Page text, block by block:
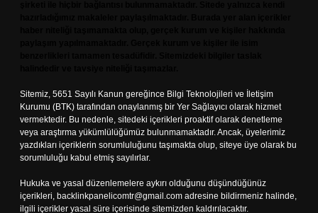
Sitemiz, 5651 Sayılı Kanun gereğince Bilgi Teknolojileri ve İletişim
Kurumu (BTK) tarafından onaylanmış bir Yer Sağlayıcı olarak hizmet
vermektedir. Bu nedenle, sitedeki içerikleri proaktif olarak denetleme
veya araştırma yükümlülüğümüz bulunmamaktadır. Ancak, üyelerimiz
yazdıkları içeriklerin sorumluluğunu taşımakta olup, siteye üye olarak bu
sorumluluğu kabul etmiş sayılırlar.
Hukuka ve yasal düzenlemelere aykırı olduğunu düşündüğünüz
içerikleri, backlinkpanelicomtr@gmail.com adresine bildirmeniz halinde,
ilgili içerikler yasal süre içerisinde sitemizden kaldırılacaktır.